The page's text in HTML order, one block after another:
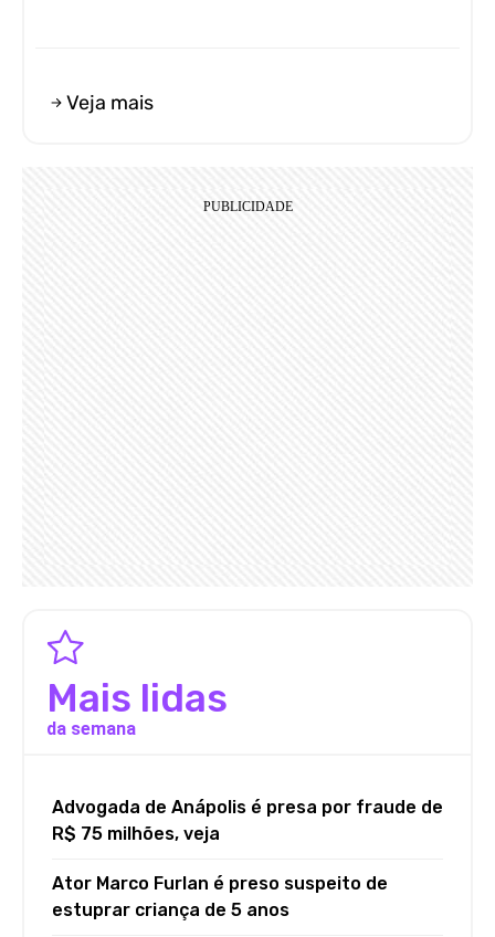
Veja mais
Mais lidas
da semana
Advogada de Anápolis é presa por fraude de
R$ 75 milhões, veja
Ator Marco Furlan é preso suspeito de
estuprar criança de 5 anos